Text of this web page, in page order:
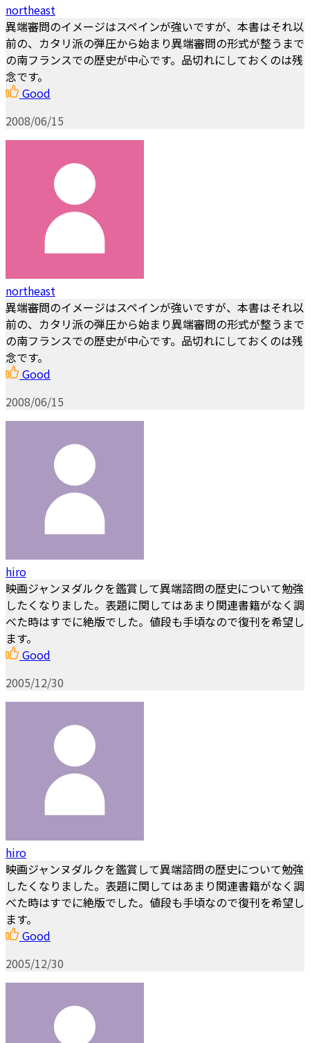
northeast
異端審問のイメージはスペインが強いですが、本書はそれ以
前の、カタリ派の弾圧から始まり異端審問の形式が整うまで
の南フランスでの歴史が中心です。品切れにしておくのは残
念です。
Good
2008/06/15
northeast
異端審問のイメージはスペインが強いですが、本書はそれ以
前の、カタリ派の弾圧から始まり異端審問の形式が整うまで
の南フランスでの歴史が中心です。品切れにしておくのは残
念です。
Good
2008/06/15
hiro
映画ジャンヌダルクを鑑賞して異端諮問の歴史について勉強
したくなりました。表題に関してはあまり関連書籍がなく調
べた時はすでに絶版でした。値段も手頃なので復刊を希望し
ます。
Good
2005/12/30
hiro
映画ジャンヌダルクを鑑賞して異端諮問の歴史について勉強
したくなりました。表題に関してはあまり関連書籍がなく調
べた時はすでに絶版でした。値段も手頃なので復刊を希望し
ます。
Good
2005/12/30